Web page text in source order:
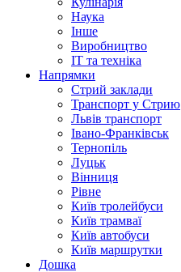
Наука
Інше
Виробництво
IT та техніка
Напрямки
Стрий заклади
Транспорт у Стрию
Львів транспорт
Івано-Франківськ
Тернопіль
Луцьк
Вінниця
Рівне
Київ тролейбуси
Київ трамваї
Київ автобуси
Київ маршрутки
Дошка